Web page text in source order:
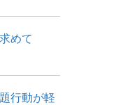
めて
行動が軽